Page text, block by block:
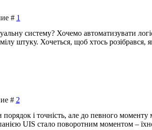
# 1
систему? Хочемо автоматизувати
штуку. Хочеться, щоб хтось
# 2
і точність, але до певного
UIS стало поворотним моментом –